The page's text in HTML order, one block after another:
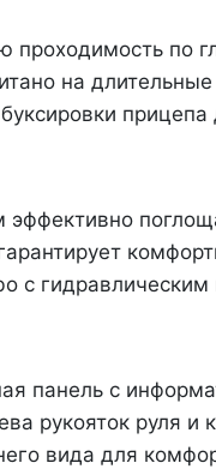
по
на
с
панель с
рукояток руля и
вида для